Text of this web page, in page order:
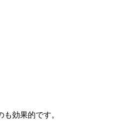
効果的です。